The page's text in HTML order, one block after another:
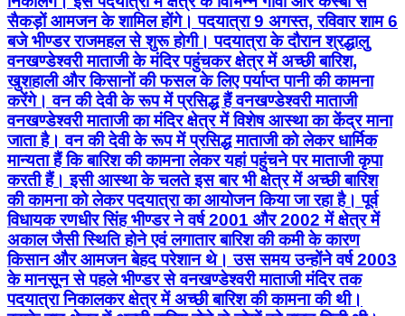
सैकड़ों आमजन के शामिल होंगे। पदयात्रा 9 अगस्त, रविवार शाम 6
बजे भीण्डर राजमहल से शुरू होगी। पदयात्रा के दौरान श्रद्धालु
वनखण्डेश्वरी माताजी के मंदिर पहुंचकर क्षेत्र में अच्छी बारिश,
खुशहाली और किसानों की फसल के लिए पर्याप्त पानी की कामना
करेंगे। वन की देवी के रूप में प्रसिद्ध हैं वनखण्डेश्वरी माताजी
वनखण्डेश्वरी माताजी का मंदिर क्षेत्र में विशेष आस्था का केंद्र माना
जाता है। वन की देवी के रूप में प्रसिद्ध माताजी को लेकर धार्मिक
मान्यता हैं कि बारिश की कामना लेकर यहां पहुंचने पर माताजी कृपा
करती हैं। इसी आस्था के चलते इस बार भी क्षेत्र में अच्छी बारिश
की कामना को लेकर पदयात्रा का आयोजन किया जा रहा है। पूर्व
विधायक रणधीर सिंह भीण्डर ने वर्ष 2001 और 2002 में क्षेत्र में
अकाल जैसी स्थिति होने एवं लगातार बारिश की कमी के कारण
किसान और आमजन बेहद परेशान थे। उस समय उन्होंने वर्ष 2003
के मानसून से पहले भीण्डर से वनखण्डेश्वरी माताजी मंदिर तक
पदयात्रा निकालकर क्षेत्र में अच्छी बारिश की कामना की थी।